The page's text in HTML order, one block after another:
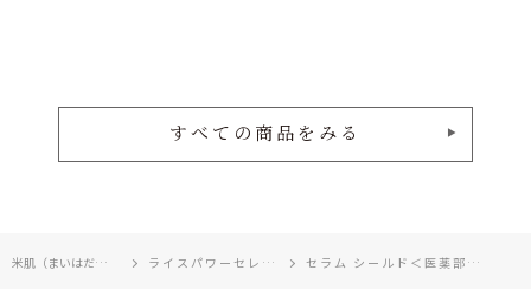
すべての商品をみる
米肌（まいはだ）TOP ライスパワーセレクト セラム シールド＜医薬部外品＞